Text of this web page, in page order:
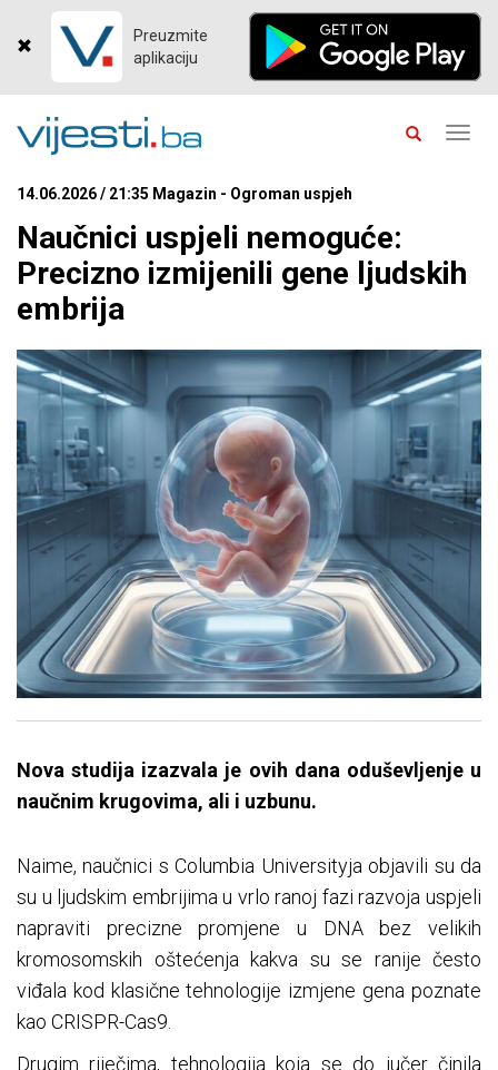
Preuzmite
aplikaciju
14.06.2026 / 21:35 Magazin - Ogroman uspjeh
Naučnici uspjeli nemoguće:
Precizno izmijenili gene ljudskih
embrija
Nova studija izazvala je ovih dana oduševljenje u
naučnim krugovima, ali i uzbunu.
Naime, naučnici s Columbia Universityja objavili su da
su u ljudskim embrijima u vrlo ranoj fazi razvoja uspjeli
napraviti precizne promjene u DNA bez velikih
kromosomskih oštećenja kakva su se ranije često
viđala kod klasične tehnologije izmjene gena poznate
kao CRISPR-Cas9.
Drugim riječima, tehnologija koja se do jučer činila